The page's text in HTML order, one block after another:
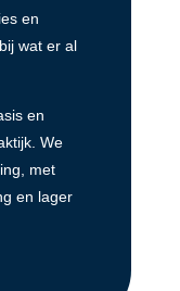
en
wat er al
en
We
met
en lager